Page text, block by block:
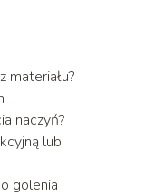
materiału?
naczyń?
lub
golenia